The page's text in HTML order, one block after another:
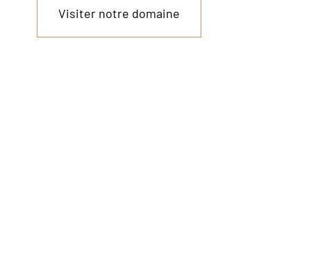
Visiter notre domaine